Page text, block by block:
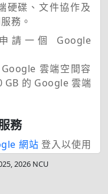
硬碟、文件協作及
務。
請一個 Google
雲端空間容
GB 的 Google 雲端
務
網站 登入以使用
2026 NCU